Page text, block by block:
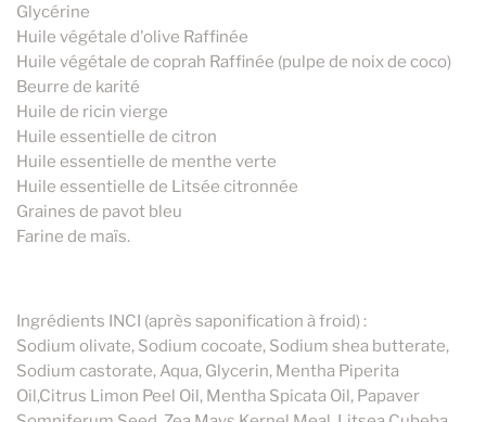
Glycérine
Huile végétale d'olive Raffinée
Huile végétale de coprah Raffinée (pulpe de noix de coco)
Beurre de karité
Huile de ricin vierge
Huile essentielle de citron
Huile essentielle de menthe verte
Huile essentielle de Litsée citronnée
Graines de pavot bleu
Farine de maïs.
Ingrédients INCI (après saponification à froid) :
Sodium olivate, Sodium cocoate, Sodium shea butterate,
Sodium castorate, Aqua, Glycerin, Mentha Piperita
Oil,Citrus Limon Peel Oil, Mentha Spicata Oil, Papaver